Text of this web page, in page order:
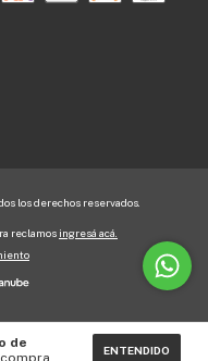
de
ENTENDIDO
los derechos reservados.
reclamos ingresá acá.